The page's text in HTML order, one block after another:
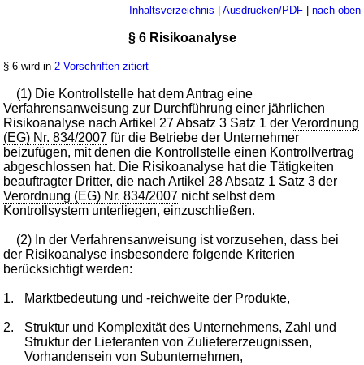
Inhaltsverzeichnis | Ausdrucken/PDF| nach oben
§ 6 Risikoanalyse
§ 6 wird in 2 Vorschriften zitiert
(1) Die Kontrollstelle hat dem Antrag eine
Verfahrensanweisung zur Durchführung einer jährlichen
Risikoanalyse nach Artikel 27 Absatz 3 Satz 1 derVerordnung
(EG) Nr. 834/2007 für die Betriebe der Unternehmer
beizufügen, mit denen die Kontrollstelle einen Kontrollvertrag
abgeschlossen hat. Die Risikoanalyse hat die Tätigkeiten
beauftragter Dritter, die nach Artikel 28 Absatz 1 Satz 3 der
Verordnung (EG) Nr. 834/2007 nicht selbst dem
Kontrollsystem unterliegen, einzuschließen.
(2) In der Verfahrensanweisung ist vorzusehen, dass bei
der Risikoanalyse insbesondere folgende Kriterien
berücksichtigt werden:
1. Marktbedeutung und -reichweite der Produkte,
2.
Struktur und Komplexität des Unternehmens, Zahl und
Struktur der Lieferanten von Zuliefererzeugnissen,
Vorhandensein von Subunternehmen,